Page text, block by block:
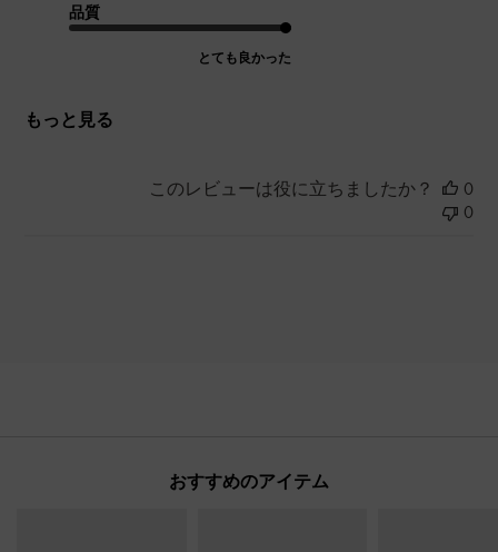
品質
とても良かった
もっと見る
このレビューは役に立ちましたか？
0
0
おすすめのアイテム